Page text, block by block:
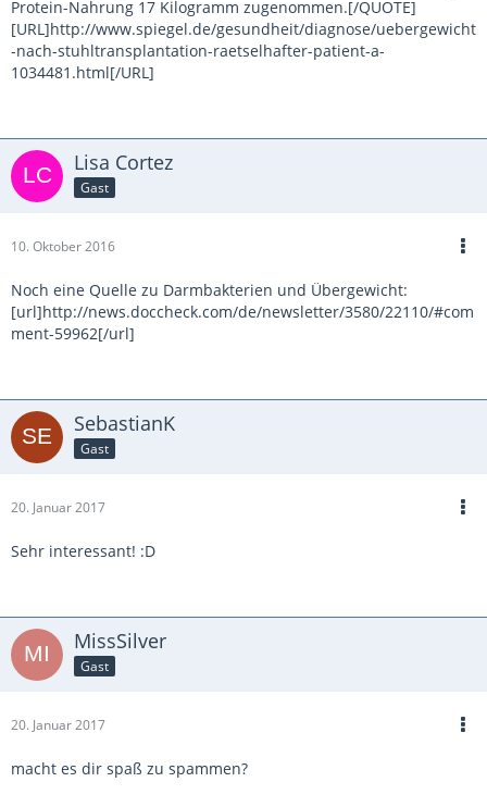
Protein-Nahrung 17 Kilogramm zugenommen.[/QUOTE]
[URL]http://www.spiegel.de/gesundheit/diagnose/uebergewicht
-nach-stuhltransplantation-raetselhafter-patient-a-
1034481.html[/URL]
Lisa Cortez
Gast
10. Oktober 2016
Noch eine Quelle zu Darmbakterien und Übergewicht:
[url]http://news.doccheck.com/de/newsletter/3580/22110/#com
ment-59962[/url]
SebastianK
Gast
20. Januar 2017
Sehr interessant! :D
MissSilver
Gast
20. Januar 2017
macht es dir spaß zu spammen?